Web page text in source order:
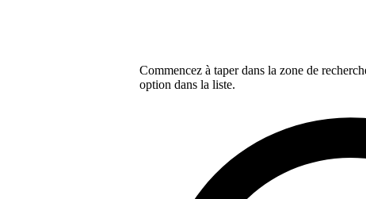
Commencez à taper dans la zone de
option dans la liste.